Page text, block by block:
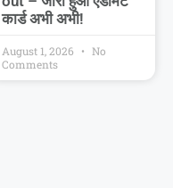
कार्ड अभी अभी!
August 1, 2026
No
Comments